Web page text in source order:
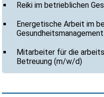
Reiki im betrieblichen
Energetische Arbeit im
Gesundheitsmanagement
Mitarbeiter für die
Betreuung (m/w/d)